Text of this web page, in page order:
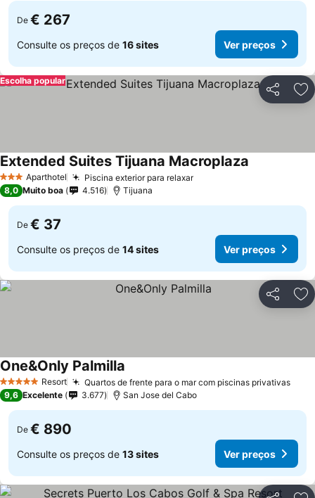
De € 267
Consulte os preços de 16 sites Ver preços
Partilhar
Escolha popular
3 EstrelasAparthotel Piscina exterior para relaxar
Extended Suites Tijuana Macroplaza
8,0 Muito boa 4.516 Tijuana
De € 37
Consulte os preços de 14 sites Ver preços
Partilhar
5 Estrelas Resort Quartos de frente para o mar com piscinas privativas
One&Only Palmilla
9,6 Excelente 3.677 San Jose del Cabo
De € 890
Consulte os preços de 13 sites Ver preços